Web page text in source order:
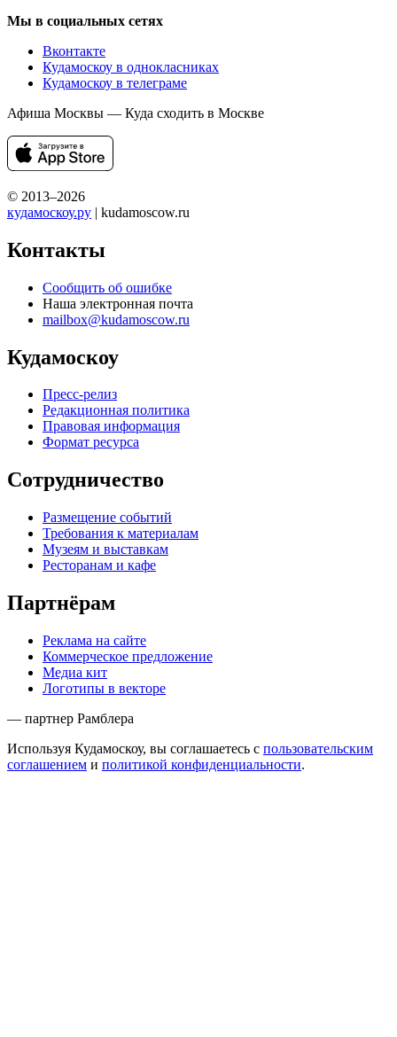
Мы в социальных сетях
Вконтакте
Кудамоскоу в однокласниках
Кудамоскоу в телеграме
Афиша Москвы — Куда сходить в Москве
© 2013–2026
кудамоскоу.ру | kudamoscow.ru
Контакты
Сообщить об ошибке
Наша электронная почта
mailbox@kudamoscow.ru
Кудамоскоу
Пресс-релиз
Редакционная политика
Правовая информация
Формат ресурса
Сотрудничество
Размещение событий
Требования к материалам
Музеям и выставкам
Ресторанам и кафе
Партнёрам
Реклама на сайте
Коммерческое предложение
Медиа кит
Логотипы в векторе
— партнер Рамблера
Используя Кудамоскоу, вы соглашаетесь с пользовательским
соглашением и политикой конфиденциальности.